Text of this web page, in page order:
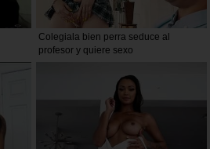
Colegiala bien perra seduce al
profesor y quiere sexo